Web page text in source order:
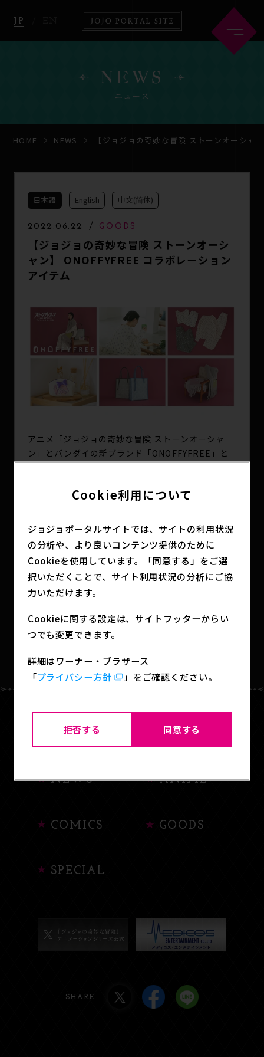
JP
HOME ABOUT
COMICS
SPECIAL
NEWS
ニュース
HOME NEWS 【ジョジョの奇妙な冒険 ストーンオーシャ
日本語 English 中文(简体)
2022.06.22 GOODS
【ジョジョの奇妙な冒険 ストーンオーシ
ャン】 ONOFFYFREE コラボレーション
アイテム
アニメ「ジョジョの奇妙な冒険 ストーンオーシャ
ン」とバンダイの新ブランド「ONOFFYFREE」と
のコラボレーション企画。ワンマイルウェアを中心
の中)もアニメと共に」をコンセプトにしたファッシ
ルなバッグやポーチ、ストールも展開いたします。
SHARE
BACK TO LIST
HOME ABOUT
NEWS ANIME
COMICS GOODS
SPECIAL
SHARE
Cookie利用について
ジョジョポータルサイトでは、サイトの利用状況
の分析や、より良いコンテンツ提供のために
Cookieを使用しています。「同意する」をご選
択いただくことで、サイト利用状況の分析にご協
力いただけます。
Cookieに関する設定は、サイトフッターからい
つでも変更できます。
詳細はワーナー・ブラザース
「プライバシー方針 」をご確認ください。
拒否する 同意する